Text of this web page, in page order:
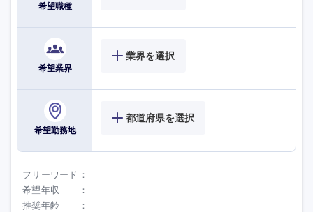
希望職種
希望業界
業界を選択
希望勤務地
都道府県を選択
フリーワード
希望年収
推奨年齢
福岡県